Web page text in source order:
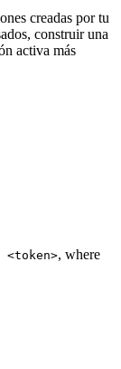
creadas por tu
construir una
activa más
<token>, where